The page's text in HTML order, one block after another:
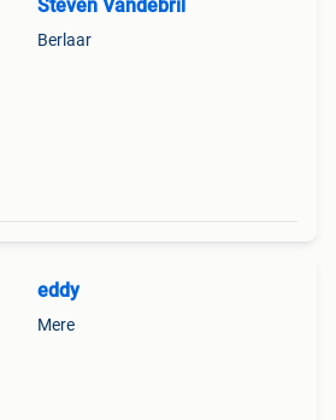
Steven Vandebril
Berlaar
eddy
Mere